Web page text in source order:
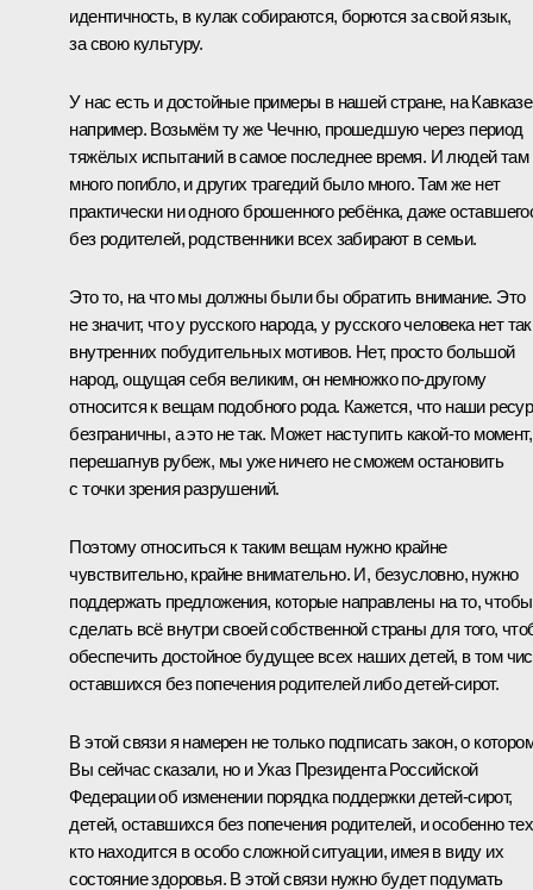
идентичность, в кулак собираются, борются за свой язык,
за свою культуру.
У нас есть и достойные примеры в нашей стране, на
например. Возьмём ту же Чечню, прошедшую через период
тяжёлых испытаний в самое последнее время. И людей там
много погибло, и других трагедий было много. Там же нет
практически ни одного брошенного ребёнка, даже
без родителей, родственники всех забирают в семьи.
Это то, на что мы должны были бы обратить внимание. Это
не значит, что у русского народа, у русского человека нет
внутренних побудительных мотивов. Нет, просто большой
народ, ощущая себя великим, он немножко по‑другому
относится к вещам подобного рода. Кажется, что наши
безграничны, а это не так. Может наступить какой‑то
перешагнув рубеж, мы уже ничего не сможем остановить
с точки зрения разрушений.
Поэтому относиться к таким вещам нужно крайне
чувствительно, крайне внимательно. И, безусловно, нужно
поддержать предложения, которые направлены на то, чтобы
сделать всё внутри своей собственной страны для того,
обеспечить достойное будущее всех наших детей, в том
оставшихся без попечения родителей либо детей-сирот.
В этой связи я намерен не только подписать закон, о
Вы сейчас сказали, но и Указ Президента Российской
Федерации об изменении порядка поддержки детей-сирот,
детей, оставшихся без попечения родителей, и особенно
кто находится в особо сложной ситуации, имея в виду их
состояние здоровья. В этой связи нужно будет подумать